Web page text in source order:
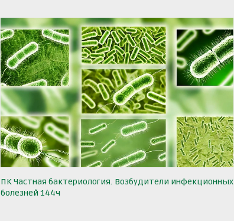
ПК Частная бактериология. Возбудители инфекционных
болезней 144ч